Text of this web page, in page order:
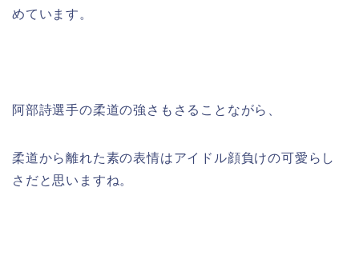
めています。
阿部詩選手の柔道の強さもさることながら、
柔道から離れた素の表情はアイドル顔負けの可愛らし
さだと思いますね。